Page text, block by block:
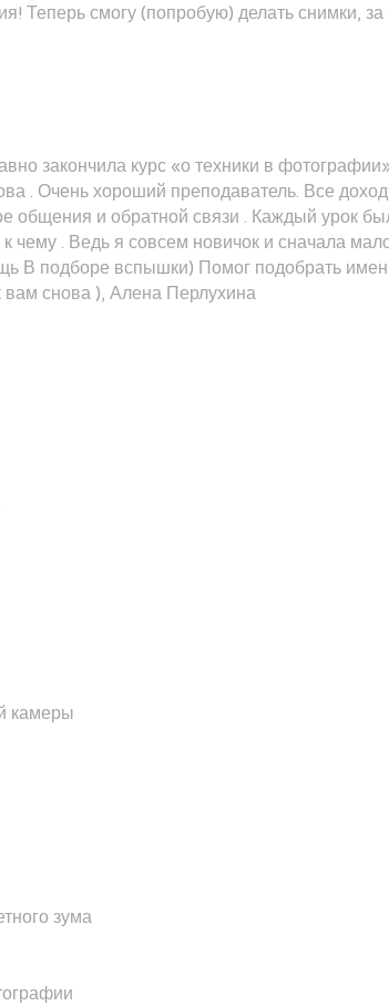
Теперь смогу (попробую) делать снимки, за
закончила курс «о техники в
. Очень хороший преподаватель. Все
общения и обратной связи . Каждый урок
чему . Ведь я совсем новичок и сначала
В подборе вспышки) Помог подобрать
вам снова ), Алена Перлухина
камеры
зума